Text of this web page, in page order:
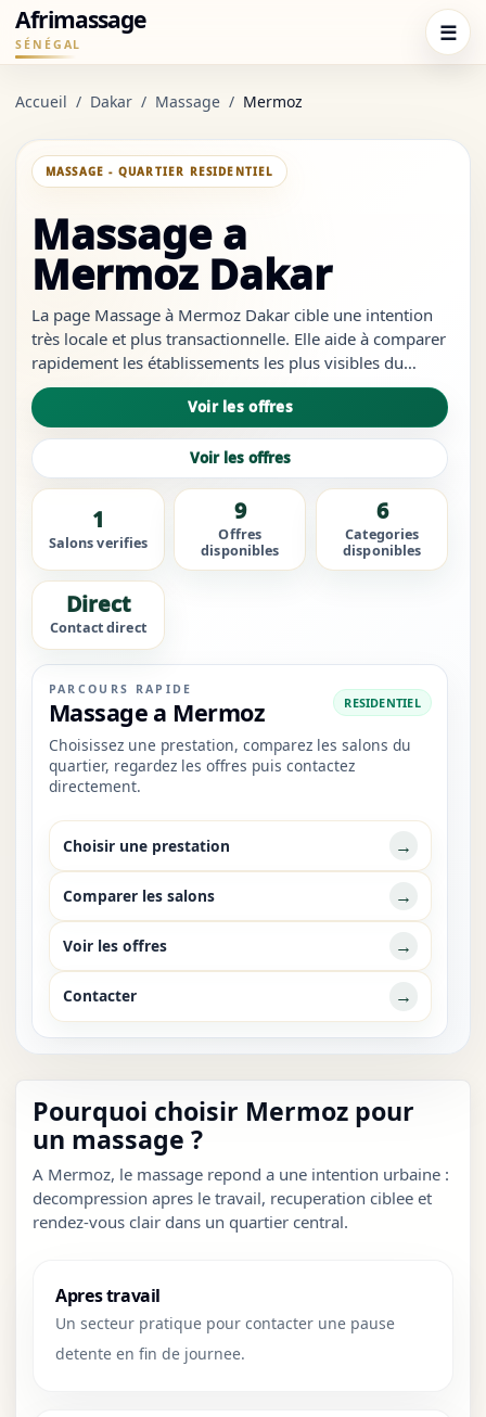
Afrimassage
SÉNÉGAL ☰
Accueil / Dakar / Massage / Mermoz
MASSAGE - QUARTIER RESIDENTIEL
Massage a
Mermoz Dakar
La page Massage à Mermoz Dakar cible une intention
très locale et plus transactionnelle. Elle aide à comparer
rapidement les établissements les plus visibles du
quartier, à repérer les services les plus crédibles et à
ouvrir les bons liens sans revenir à des résultats trop
généri...
Voir les offres
Voir les offres
1
Salons verifies
9
Offres
disponibles
6
Categories
disponibles
Direct
Contact direct
PARCOURS RAPIDE
Massage a Mermoz RESIDENTIEL
Choisissez une prestation, comparez les salons du
quartier, regardez les offres puis contactez
directement.
Choisir une prestation →
Comparer les salons →
Voir les offres →
Contacter →
Pourquoi choisir Mermoz pour
un massage ?
A Mermoz, le massage repond a une intention urbaine :
decompression apres le travail, recuperation ciblee et
rendez-vous clair dans un quartier central.
Apres travail
Un secteur pratique pour contacter une pause
detente en fin de journee.